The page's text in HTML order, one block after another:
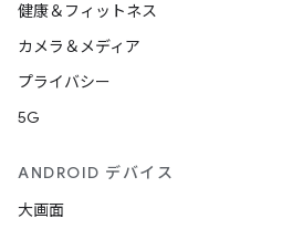
健康＆フィットネス
カメラ＆メディア
プライバシー
5G
ANDROID デバイス
大画面